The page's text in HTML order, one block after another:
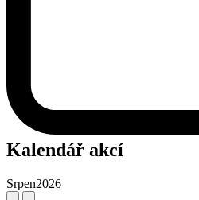
Kalendář akcí
Srpen2026